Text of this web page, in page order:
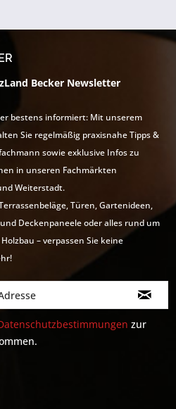
Becker Newsletter
bestens informiert: Mit unserem
Sie regelmäßig praxisnahe Tipps &
sowie exklusive Infos zu
in unseren Fachmärkten
Weiterstadt.
Türen, Gartenideen,
Deckenpaneele oder alles rund um
– verpassen Sie keine
zur